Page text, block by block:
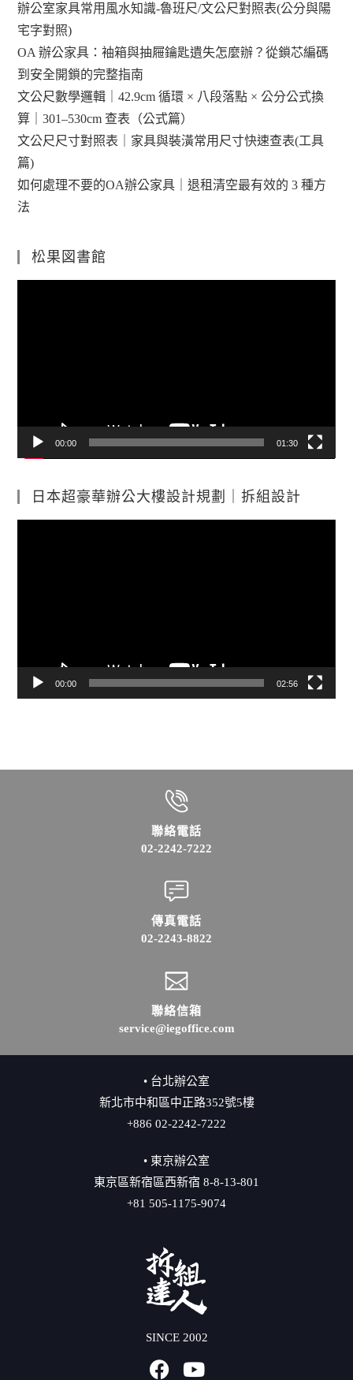
辦公室家具常用風水知識-魯班尺/文公尺對照表(公分與陽
宅字對照)
OA 辦公家具：袖箱與抽屜鑰匙遺失怎麼辦？從鎖芯編碼
到安全開鎖的完整指南
文公尺數學邏輯｜42.9cm 循環 × 八段落點 × 公分公式換
算｜301–530cm 查表（公式篇）
文公尺尺寸對照表｜家具與裝潢常用尺寸快速查表(工具
篇)
如何處理不要的OA辦公家具｜退租清空最有效的 3 種方
法
松果図書館
00:00 01:30
日本超豪華辦公大樓設計規劃｜拆組設計
00:00 02:56
聯絡電話
02-2242-7222
傳真電話
02-2243-8822
聯絡信箱
service@iegoffice.com
• 台北辦公室
新北市中和區中正路352號5樓
+886 02-2242-7222
• 東京辦公室
東京區新宿區西新宿 8-8-13-801
+81 505-1175-9074
SINCE 2002